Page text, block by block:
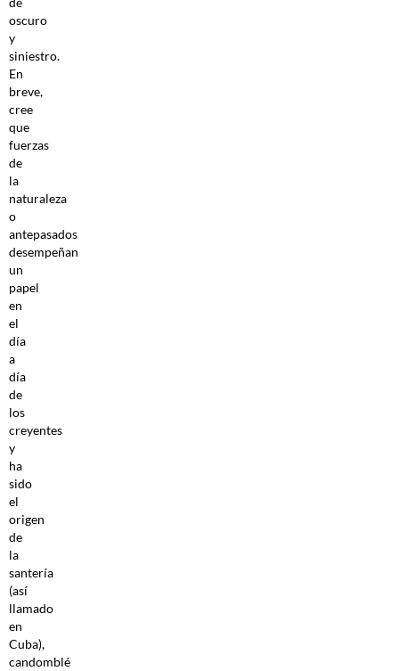
oscuro
y
siniestro.
En
breve,
cree
que
fuerzas
de
la
naturaleza
o
antepasados
desempeñan
un
papel
en
el
día
a
día
de
los
creyentes
y
ha
sido
el
origen
de
la
santería
(así
llamado
en
Cuba),
candomblé